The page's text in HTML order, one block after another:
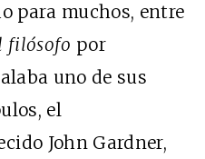
para muchos, entre
filósofo por
uno de sus
el
John Gardner,